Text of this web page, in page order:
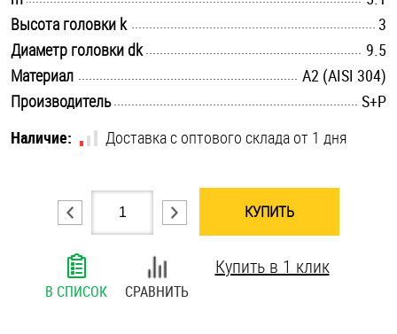
Шпильки
Шплинты
Штифты и пальцы
Высота головки k
3
Диаметр головки dk
9.5
Материал
А2 (AISI 304)
Производитель
S+P
Наличие:
Доставка с оптового склада от 1 дня
КУПИТЬ
В СПИСОК СРАВНИТЬ
Купить в 1 клик